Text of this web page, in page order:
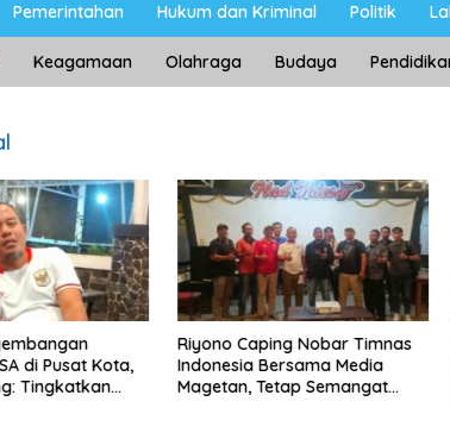
Pemerintahan Hukum dan Kriminal Politik
Keagamaan Olahraga Budaya
di Pusat Kota,
Tingkatkan
Riyono Caping Nobar Timnas
Indonesia Bersama Media
Magetan, Tetap Semangat